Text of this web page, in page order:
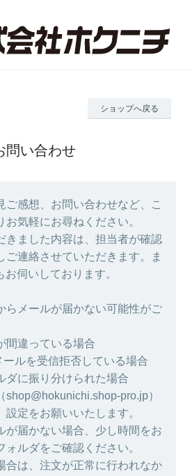
ショップへ戻る
問い合わせ
ご感想、お問い合わせなど、こ
お気軽にお尋ねください。
きました内容は、担当者が確認
ご連絡させていただきます。ま
伺いしております。
らメールが届かない可能性がご
違っている場合
ルを受信拒否している場合
に振り分けられた場合
shop@hokunichi.shop-pro.jp）
設定をお願いいたします。
が届かない場合、少し時間をお
ォルダをご確認ください。
合は、注文が正常に行われなか